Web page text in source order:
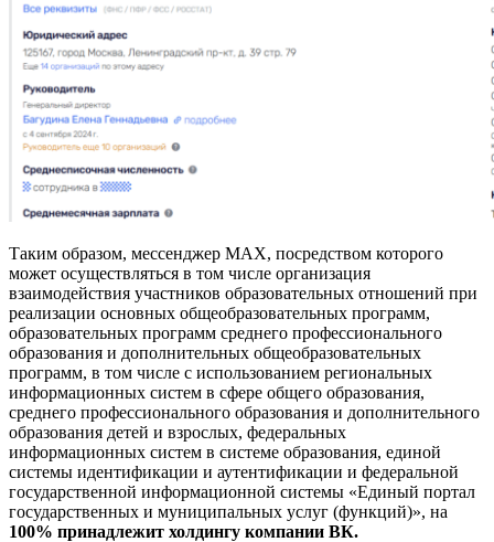
Таким образом, мессенджер МАХ, посредством которого
может осуществляться в том числе организация
взаимодействия участников образовательных отношений при
реализации основных общеобразовательных программ,
образовательных программ среднего профессионального
образования и дополнительных общеобразовательных
программ, в том числе с использованием региональных
информационных систем в сфере общего образования,
среднего профессионального образования и дополнительного
образования детей и взрослых, федеральных
информационных систем в системе образования, единой
системы идентификации и аутентификации и федеральной
государственной информационной системы «Единый портал
государственных и муниципальных услуг (функций)», на
100% принадлежит холдингу компании ВК.